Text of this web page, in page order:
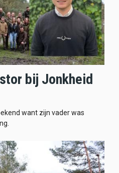
bij Jonkheid
want zijn vader was